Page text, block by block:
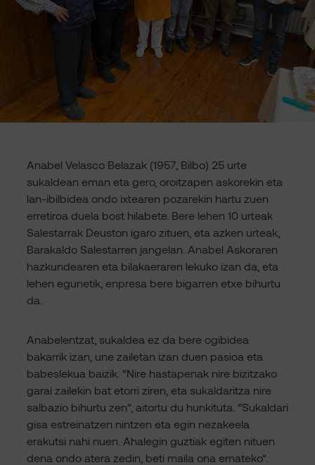
Anabel Velasco Belazak (1957, Bilbo) 25 urte
sukaldean eman eta gero, oroitzapen askorekin eta
lan-ibilbidea ondo ixtearen pozarekin hartu zuen
erretiroa duela bost hilabete. Bere lehen 10 urteak
Salestarrak Deuston igaro zituen, eta azken urteak,
Barakaldo Salestarren jangelan. Anabel Askoraren
hazkundearen eta bilakaeraren lekuko izan da, eta
lehen egunetik, enpresa bere bigarren etxe bihurtu
da.
Anabelentzat, sukaldea ez da bere ogibidea
bakarrik izan, une zailetan izan duen pasioa eta
babeslekua baizik. “Nire hastapenak nire bizitzako
garai zailekin bat etorri ziren, eta sukaldaritza nire
salbazio bihurtu zen”, aitortu du hunkituta. “Sukaldari
gisa estreinatzen nintzen eta egin nezakeela
erakutsi nahi nuen. Ahalegin guztiak egiten nituen
dena ondo atera zedin, beti maila ona emateko”.